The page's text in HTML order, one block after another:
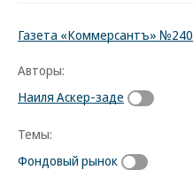
Газета «Коммерсантъ» №240
Авторы:
Наиля Аскер-заде
Темы:
Фондовый рынок